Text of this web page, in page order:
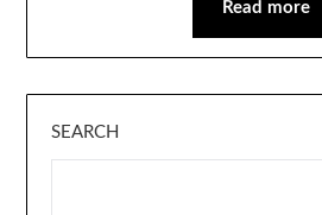
Read more
SEARCH